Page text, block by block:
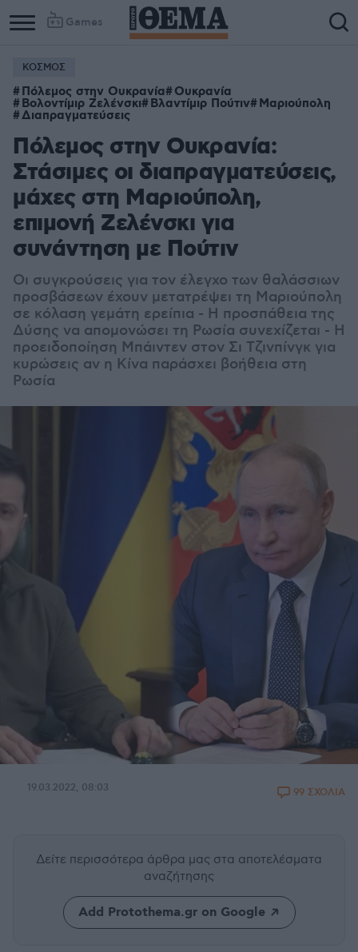
Games
ΚΟΣΜΟΣ
Πόλεμος στην Ουκρανία Ουκρανία
Βολοντίμιρ Ζελένσκι Βλαντίμιρ Πούτιν Μαριούπολη
Διαπραγματεύσεις
Πόλεμος στην Ουκρανία:
Στάσιμες οι διαπραγματεύσεις,
μάχες στη Μαριούπολη,
επιμονή Ζελένσκι για
συνάντηση με Πούτιν
Οι συγκρούσεις για τον έλεγχο των θαλάσσιων
προσβάσεων έχουν μετατρέψει τη Μαριούπολη
σε κόλαση γεμάτη ερείπια - Η προσπάθεια της
Δύσης να απομονώσει τη Ρωσία συνεχίζεται - Η
προειδοποίηση Μπάιντεν στον Σι Τζινπίνγκ για
κυρώσεις αν η Κίνα παράσχει βοήθεια στη
Ρωσία
19.03.2022, 08:03 99 ΣΧΟΛΙΑ
Δείτε περισσότερα άρθρα μας στα αποτελέσματα
αναζήτησης
Add Protothema.gr on Google